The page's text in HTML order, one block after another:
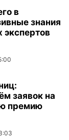
в
знания
заявок на
премию